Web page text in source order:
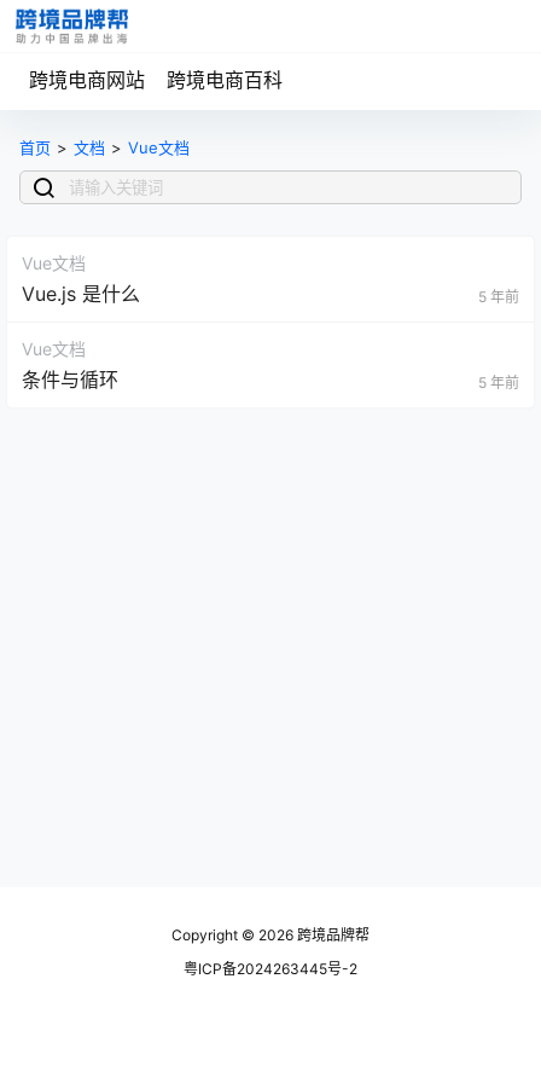
跨境电商网站 跨境电商百科
首页 > 文档 > Vue文档
Vue文档
Vue.js 是什么 5 年前
Vue文档
条件与循环 5 年前
Copyright © 2026 跨境品牌帮
粤ICP备2024263445号-2